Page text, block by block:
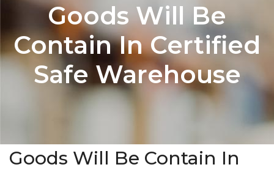
Goods Will Be
Contain In Certified
Safe Warehouse
Goods Will Be Contain In